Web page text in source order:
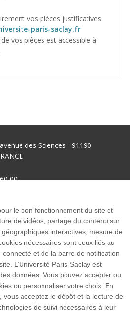
vos pièces justificatives
paris-saclay.fr
vos pièces est accessible à
des Sciences - 91190
00
google maps
le bon fonctionnement du site et
de vidéos, partage du contenu sur
interactives, mesure de
nécessaires sont ceux liés au
et de la barre de notification
L’Université Paris-Saclay est
données. Vous pouvez accepter ou
ou personnaliser votre choix. En
vous acceptez le dépôt et la lecture de
de suivi nécessaires à leur